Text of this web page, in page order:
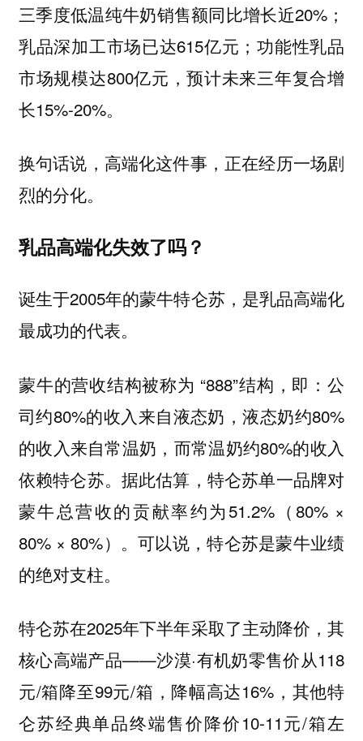
三季度低温纯牛奶销售额同比增长近20%；
乳品深加工市场已达615亿元；功能性乳品
市场规模达800亿元，预计未来三年复合增
长15%-20%。
换句话说，高端化这件事，正在经历一场剧
烈的分化。
乳品高端化失效了吗？
诞生于2005年的蒙牛特仑苏，是乳品高端化
最成功的代表。
蒙牛的营收结构被称为 “888”结构，即：公
司约80%的收入来自液态奶，液态奶约80%
的收入来自常温奶，而常温奶约80%的收入
依赖特仑苏。据此估算，特仑苏单一品牌对
蒙牛总营收的贡献率约为51.2%（80% ×
80% × 80%）。可以说，特仑苏是蒙牛业绩
的绝对支柱。
特仑苏在2025年下半年采取了主动降价，其
核心高端产品——沙漠·有机奶零售价从118
元/箱降至99元/箱，降幅高达16%，其他特
仑苏经典单品终端售价降价10-11元/箱左